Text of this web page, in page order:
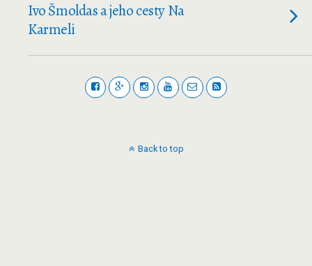
Ivo Šmoldas a jeho cesty Na
Karmeli
Back to top